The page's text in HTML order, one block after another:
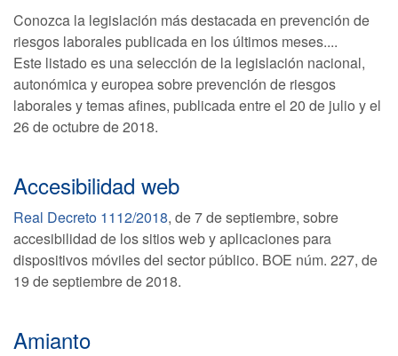
Conozca la legislación más destacada en prevención de
riesgos laborales publicada en los últimos meses....
Este listado es una selección de la legislación nacional,
autonómica y europea sobre prevención de riesgos
laborales y temas afines, publicada entre el 20 de julio y el
26 de octubre de 2018.
Accesibilidad web
Real Decreto 1112/2018, de 7 de septiembre, sobre
accesibilidad de los sitios web y aplicaciones para
dispositivos móviles del sector público. BOE núm. 227, de
19 de septiembre de 2018.
Amianto